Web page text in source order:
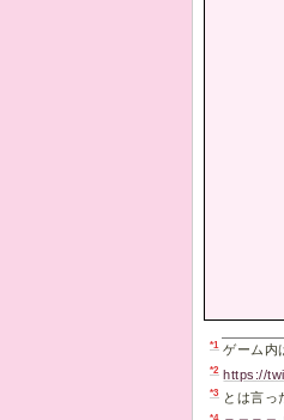
*1 ゲーム内
*2 https://
*3 とは言っ